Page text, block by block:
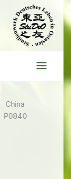
China
P0840